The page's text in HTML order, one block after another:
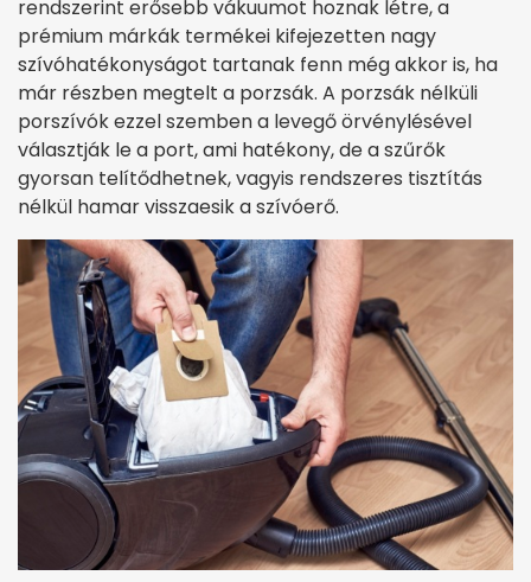
rendszerint erősebb vákuumot hoznak létre, a
prémium márkák termékei kifejezetten nagy
szívóhatékonyságot tartanak fenn még akkor is, ha
már részben megtelt a porzsák. A porzsák nélküli
porszívók ezzel szemben a levegő örvénylésével
választják le a port, ami hatékony, de a szűrők
gyorsan telítődhetnek, vagyis rendszeres tisztítás
nélkül hamar visszaesik a szívóerő.